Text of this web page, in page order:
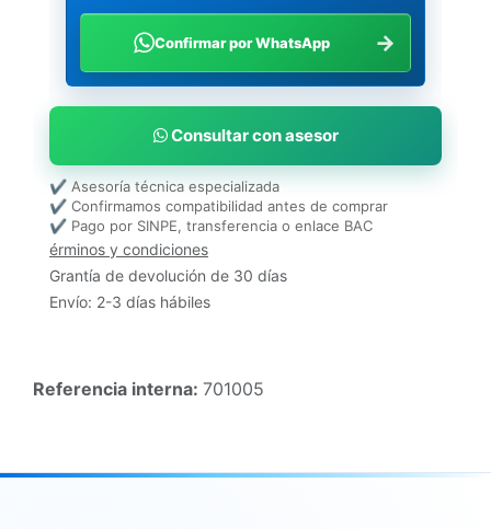
Confirmar por WhatsApp →
Consultar con asesor
✔ Asesoría técnica especializada
✔ Confirmamos compatibilidad antes de comprar
✔ Pago por SINPE, transferencia o enlace BAC
érminos y condiciones
Grantía de devolución de 30 días
Envío: 2-3 días hábiles
Referencia interna: 701005